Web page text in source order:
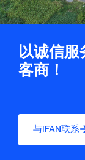
以诚信
客商！
与IFAN联系